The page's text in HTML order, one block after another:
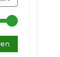
en rechts